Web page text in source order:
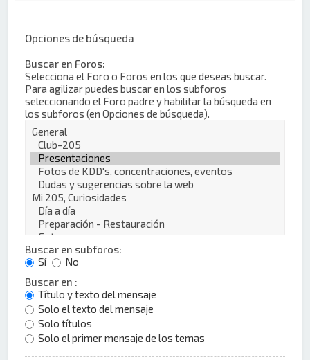
Opciones de búsqueda
Buscar en Foros:
Selecciona el Foro o Foros en los que deseas buscar.
Para agilizar puedes buscar en los subforos
seleccionando el Foro padre y habilitar la búsqueda en
los subforos (en Opciones de búsqueda).
Buscar en subforos:
Sí
No
Buscar en :
Título y texto del mensaje
Solo el texto del mensaje
Solo títulos
Solo el primer mensaje de los temas